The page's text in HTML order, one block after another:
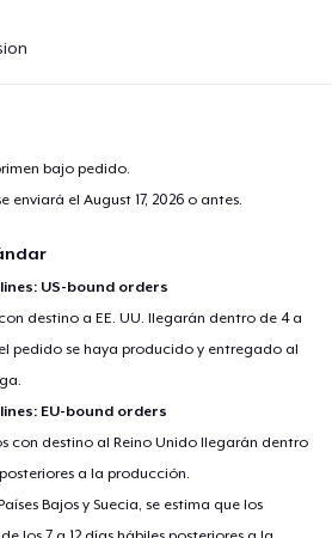
bajo pedido.
enviará elAugust 17, 2026 o antes.
US-bound orders
destino a EE. UU. llegarán dentro de 4 a
pedido se haya producido y entregado al
EU-bound orders
con destino al Reino Unido llegarán dentro
a la producción.
Bajos y Suecia, se estima que los